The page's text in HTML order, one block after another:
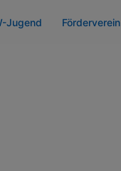
Jugend Förderverein